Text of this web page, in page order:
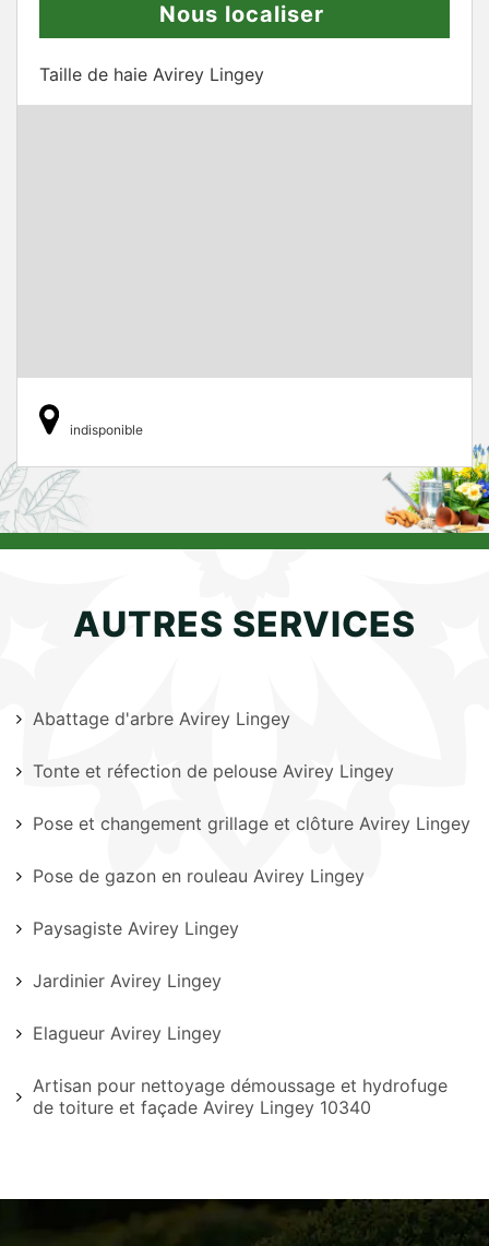
Nous localiser
Taille de haie Avirey Lingey
indisponible
AUTRES SERVICES
Abattage d'arbre Avirey Lingey
Tonte et réfection de pelouse Avirey Lingey
Pose et changement grillage et clôture Avirey Lingey
Pose de gazon en rouleau Avirey Lingey
Paysagiste Avirey Lingey
Jardinier Avirey Lingey
Elagueur Avirey Lingey
Artisan pour nettoyage démoussage et hydrofuge
de toiture et façade Avirey Lingey 10340